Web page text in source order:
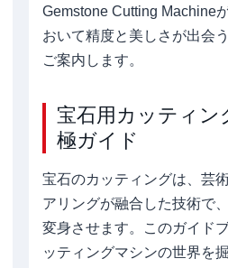
Gemstone Cutting Machine
おいて精度と美しさが出会
ご案内します。
宝石用カッティン
極ガイド
宝石のカッティングは、芸
アリングが融合した技術で
変身させます。このガイド
ッティングマシンの世界を